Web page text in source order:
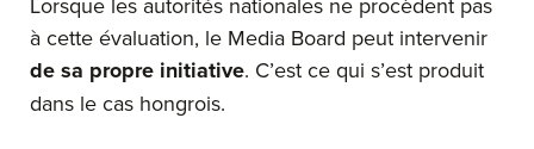
à cette évaluation, le Media Board peut intervenir
de sa propre initiative. C’est ce qui s’est produit
dans le cas hongrois.